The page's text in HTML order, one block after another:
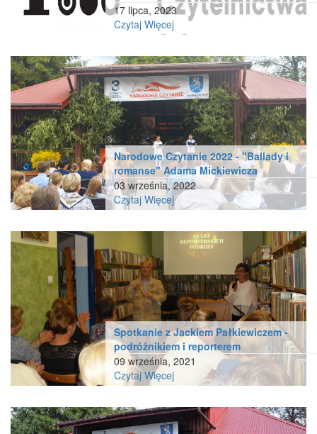
17 lipca, 2023
Czytaj Więcej
Narodowe Czytanie 2022 - "Ballady i
romanse" Adama Mickiewicza
03 września, 2022
Czytaj Więcej
Spotkanie z Jackiem Pałkiewiczem -
podróżnikiem i reporterem
09 września, 2021
Czytaj Więcej